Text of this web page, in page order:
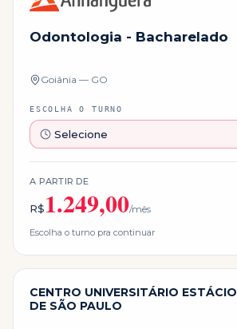
Odontologia - Bacharelado
Goiânia — GO
ESCOLHA O TURNO
A PARTIR DE
R$1.249,00/mês
Escolha o turno pra continuar
CENTRO UNIVERSITÁRIO ESTÁCIO
DE SÃO PAULO